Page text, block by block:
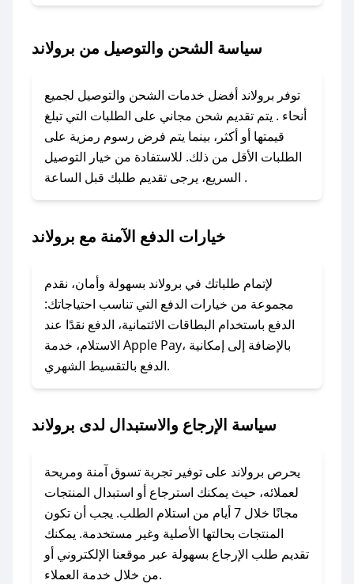
باستخدام تطبيق صحصح، يمكنك العثور بسهولة على
تواصل معنا عبر تويتر أو البريد الإلكتروني لإضافته
بسرعة.
### كيفية استخدام كود خصم برولاند؟
1. انسخ كود الخصم من تطبيق صحصح.
2. الصقه في خانة الدفع عند التسوق من برولاند.
### ماذا أفعل إذا لم يعمل كود الخصم؟
الرسائل الخاصة على تويتر أو البريد الإلكتروني،
وسنقوم بحل المشكلة في أسرع وقت ممكن.
### ماذا أفعل إذا لم أجد كود خصم لمتجري
المفضل؟
في حال عدم توفر كوبونات لمتجرك المفضل، يمكنك
أسرع وقت ممكن.
### كيف تحصل على كوبونات خصم حصرية من
برولاند؟
للحصول على كوبونات وخصومات حصرية، قم بما
يلي:
- اضغط على أيقونة متابعة لمتجر برولاند في تطبيق
صحصح.
سياسة الشحن والتوصيل من برولاند
توفر برولاند أفضل خدمات الشحن والتوصيل لجميع
أنحاء . يتم تقديم شحن مجاني على الطلبات التي تبلغ
قيمتها أو أكثر، بينما يتم فرض رسوم رمزية على
الطلبات الأقل من ذلك. للاستفادة من خيار التوصيل
السريع، يرجى تقديم طلبك قبل الساعة .
خيارات الدفع الآمنة مع برولاند
لإتمام طلباتك في برولاند بسهولة وأمان، نقدم
مجموعة من خيارات الدفع التي تناسب احتياجاتك:
الدفع باستخدام البطاقات الائتمانية، الدفع نقدًا عند
الاستلام، خدمة Apple Pay، بالإضافة إلى إمكانية
الدفع بالتقسيط الشهري.
سياسة الإرجاع والاستبدال لدى برولاند
يحرص برولاند على توفير تجربة تسوق آمنة ومريحة
لعملائه، حيث يمكنك استرجاع أو استبدال المنتجات
مجانًا خلال 7 أيام من استلام الطلب. يجب أن تكون
المنتجات بحالتها الأصلية وغير مستخدمة. يمكنك
تقديم طلب الإرجاع بسهولة عبر موقعنا الإلكتروني أو
من خلال خدمة العملاء.